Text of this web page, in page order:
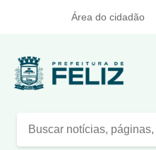
Área do cidadão